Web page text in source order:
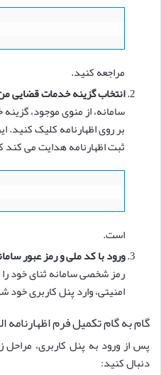
مراجعه کنید.
انتخاب گزینه خدمات قضایی
سامانه، از منوی موجود،
بر روی اظهارنامه کلیک
ثبت اظهارنامه هدایت می
است.
ورود با کد ملی و رمز عبور
رمز شخصی سامانه ثنای خود
امنیتی، وارد پنل کاربری خود
گام به گام تکمیل فرم اظهارنامه
پس از ورود به پنل کاربری، مراحل
دنبال کنید: